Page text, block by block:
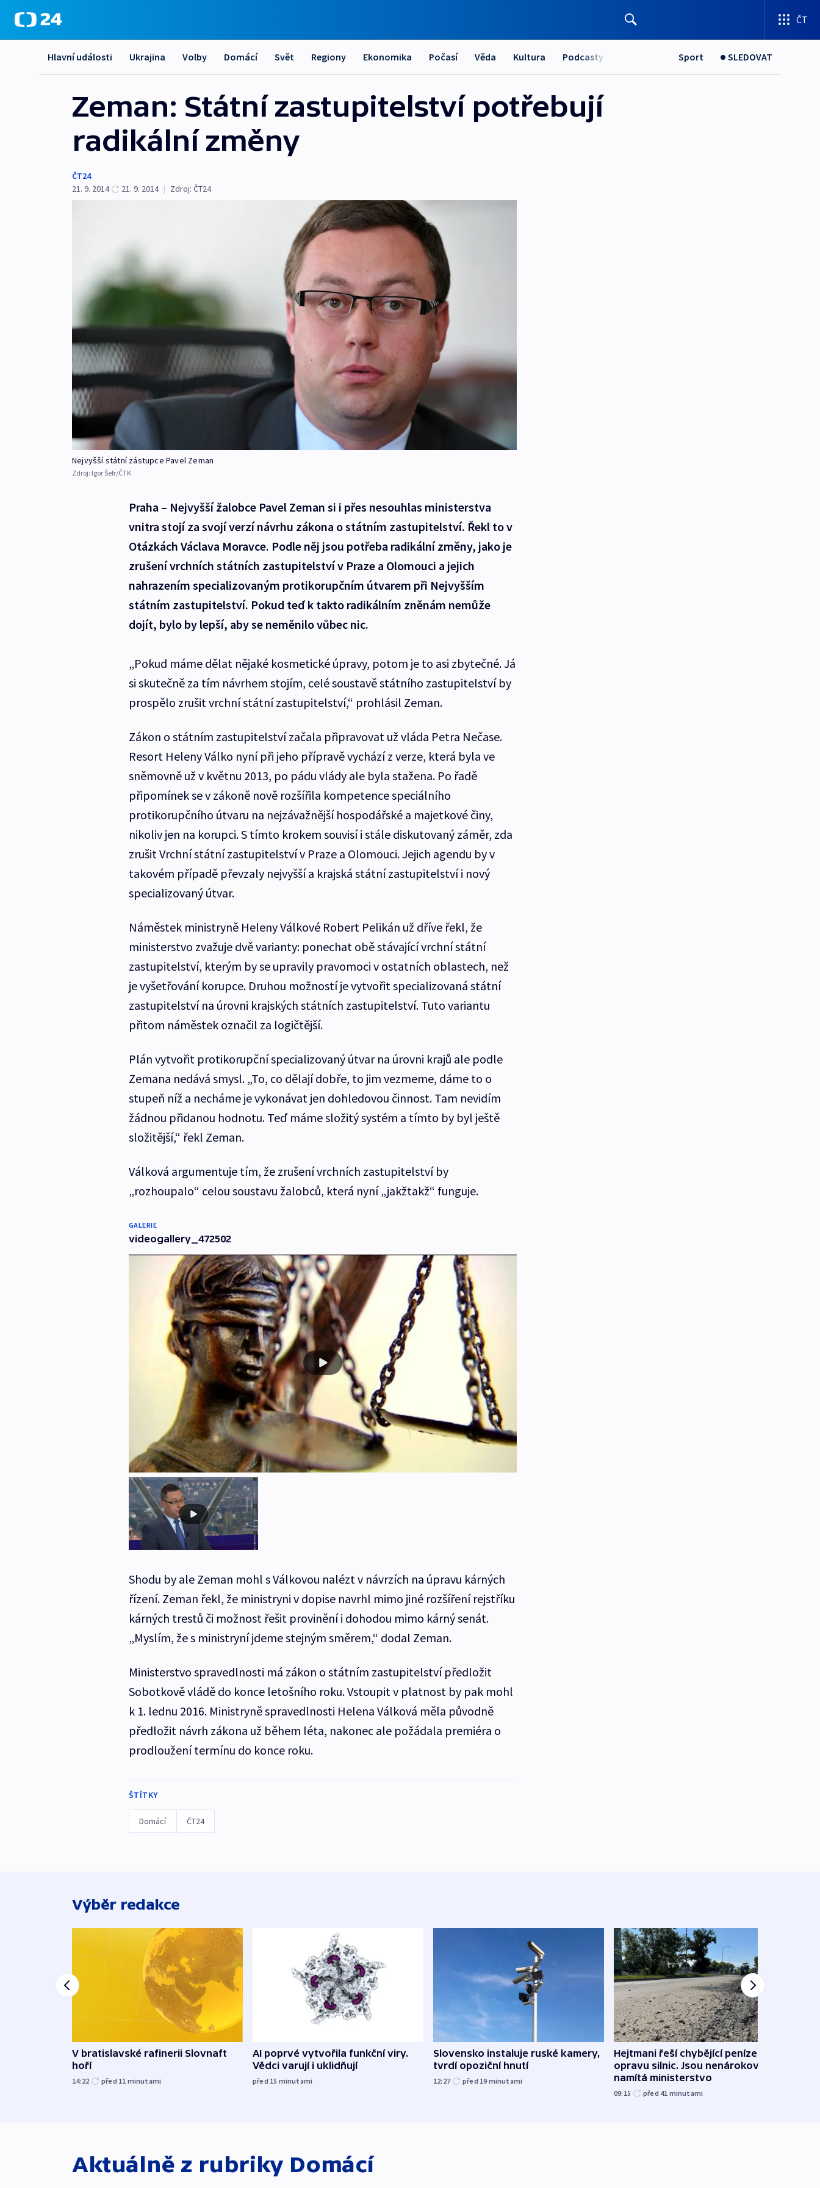
ČT
Hlavní události Ukrajina Volby Domácí Svět Regiony Ekonomika Počasí Věda Kultura Podcasty Sport SLEDOVAT
Zeman: Státní zastupitelství potřebují
radikální změny
ČT24
21. 9. 2014
21. 9. 2014 | Zdroj: ČT24
Nejvyšší státní zástupce Pavel Zeman
Zdroj: Igor Šefr/ČTK
Praha – Nejvyšší žalobce Pavel Zeman si i přes nesouhlas ministerstva
vnitra stojí za svojí verzí návrhu zákona o státním zastupitelství. Řekl to v
Otázkách Václava Moravce. Podle něj jsou potřeba radikální změny, jako je
zrušení vrchních státních zastupitelství v Praze a Olomouci a jejich
nahrazením specializovaným protikorupčním útvarem při Nejvyšším
státním zastupitelství. Pokud teď k takto radikálním zněnám nemůže
dojít, bylo by lepší, aby se neměnilo vůbec nic.
„Pokud máme dělat nějaké kosmetické úpravy, potom je to asi zbytečné. Já
si skutečně za tím návrhem stojím, celé soustavě státního zastupitelství by
prospělo zrušit vrchní státní zastupitelství,“ prohlásil Zeman.
Zákon o státním zastupitelství začala připravovat už vláda Petra Nečase.
Resort Heleny Válko nyní při jeho přípravě vychází z verze, která byla ve
sněmovně už v květnu 2013, po pádu vlády ale byla stažena. Po řadě
připomínek se v zákoně nově rozšířila kompetence speciálního
protikorupčního útvaru na nejzávažnější hospodářské a majetkové činy,
nikoliv jen na korupci. S tímto krokem souvisí i stále diskutovaný záměr, zda
zrušit Vrchní státní zastupitelství v Praze a Olomouci. Jejich agendu by v
takovém případě převzaly nejvyšší a krajská státní zastupitelství i nový
specializovaný útvar.
Náměstek ministryně Heleny Válkové Robert Pelikán už dříve řekl, že
ministerstvo zvažuje dvě varianty: ponechat obě stávající vrchní státní
zastupitelství, kterým by se upravily pravomoci v ostatních oblastech, než
je vyšetřování korupce. Druhou možností je vytvořit specializovaná státní
zastupitelství na úrovni krajských státních zastupitelství. Tuto variantu
přitom náměstek označil za logičtější.
Plán vytvořit protikorupční specializovaný útvar na úrovni krajů ale podle
Zemana nedává smysl. „To, co dělají dobře, to jim vezmeme, dáme to o
stupeň níž a necháme je vykonávat jen dohledovou činnost. Tam nevidím
žádnou přidanou hodnotu. Teď máme složitý systém a tímto by byl ještě
složitější,“ řekl Zeman.
Válková argumentuje tím, že zrušení vrchních zastupitelství by
„rozhoupalo“ celou soustavu žalobců, která nyní „jakžtakž“ funguje.
GALERIE
videogallery_472502
Shodu by ale Zeman mohl s Válkovou nalézt v návrzích na úpravu kárných
řízení. Zeman řekl, že ministryni v dopise navrhl mimo jiné rozšíření rejstříku
kárných trestů či možnost řešit provinění i dohodou mimo kárný senát.
„Myslím, že s ministryní jdeme stejným směrem,“ dodal Zeman.
Ministerstvo spravedlnosti má zákon o státním zastupitelství předložit
Sobotkově vládě do konce letošního roku. Vstoupit v platnost by pak mohl
k 1. lednu 2016. Ministryně spravedlnosti Helena Válková měla původně
předložit návrh zákona už během léta, nakonec ale požádala premiéra o
prodloužení termínu do konce roku.
ŠTÍTKY
Domácí ČT24
Výběr redakce
V bratislavské rafinerii Slovnaft
hoří
14:22 před 11 minutami
AI poprvé vytvořila funkční viry.
Vědci varují i uklidňují
před 15 minutami
Slovensko instaluje ruské kamery,
tvrdí opoziční hnutí
12:27 před 19 minutami
Hejtmani řeší chybějící peníze na
opravu silnic. Jsou nenárokové,
namítá ministerstvo
09:15 před 41 minutami
Aktuálně z rubriky Domácí